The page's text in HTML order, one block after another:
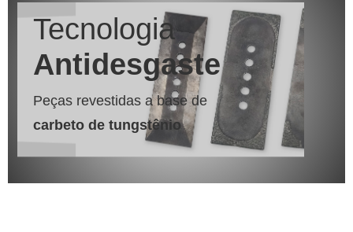
Tecnologia
Antidesgaste
Peças revestidas a base de
carbeto de tungstênio